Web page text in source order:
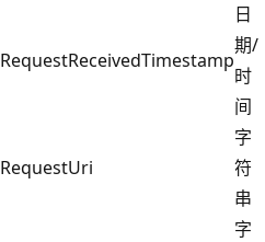
RequestReceivedTimestamp
日
期/
时
间
RequestUri
字
符
串
字